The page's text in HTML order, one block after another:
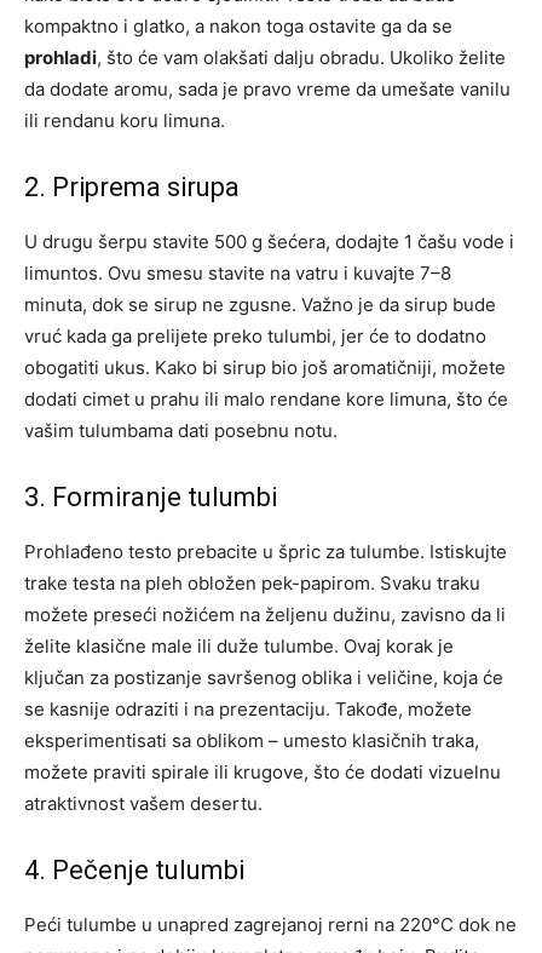
kompaktno i glatko, a nakon toga ostavite ga da se
prohladi, što će vam olakšati dalju obradu. Ukoliko želite
da dodate aromu, sada je pravo vreme da umešate vanilu
ili rendanu koru limuna.
2. Priprema sirupa
U drugu šerpu stavite 500 g šećera, dodajte 1 čašu vode i
limuntos. Ovu smesu stavite na vatru i kuvajte 7–8
minuta, dok se sirup ne zgusne. Važno je da sirup bude
vruć kada ga prelijete preko tulumbi, jer će to dodatno
obogatiti ukus. Kako bi sirup bio još aromatičniji, možete
dodati cimet u prahu ili malo rendane kore limuna, što će
vašim tulumbama dati posebnu notu.
3. Formiranje tulumbi
Prohlađeno testo prebacite u špric za tulumbe. Istiskujte
trake testa na pleh obložen pek-papirom. Svaku traku
možete preseći nožićem na željenu dužinu, zavisno da li
želite klasične male ili duže tulumbe. Ovaj korak je
ključan za postizanje savršenog oblika i veličine, koja će
se kasnije odraziti i na prezentaciju. Takođe, možete
eksperimentisati sa oblikom – umesto klasičnih traka,
možete praviti spirale ili krugove, što će dodati vizuelnu
atraktivnost vašem desertu.
4. Pečenje tulumbi
Peći tulumbe u unapred zagrejanoj rerni na 220°C dok ne